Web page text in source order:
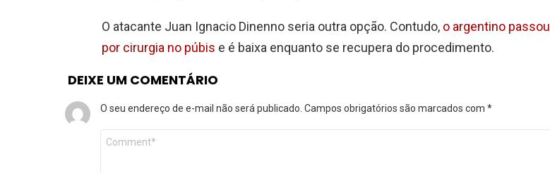
O atacante Juan Ignacio Dinenno seria outra opção. Contudo, o argentino passou
por cirurgia no púbis e é baixa enquanto se recupera do procedimento.
DEIXE UM COMENTÁRIO
O seu endereço de e-mail não será publicado. Campos obrigatórios são marcados com *
Comentário